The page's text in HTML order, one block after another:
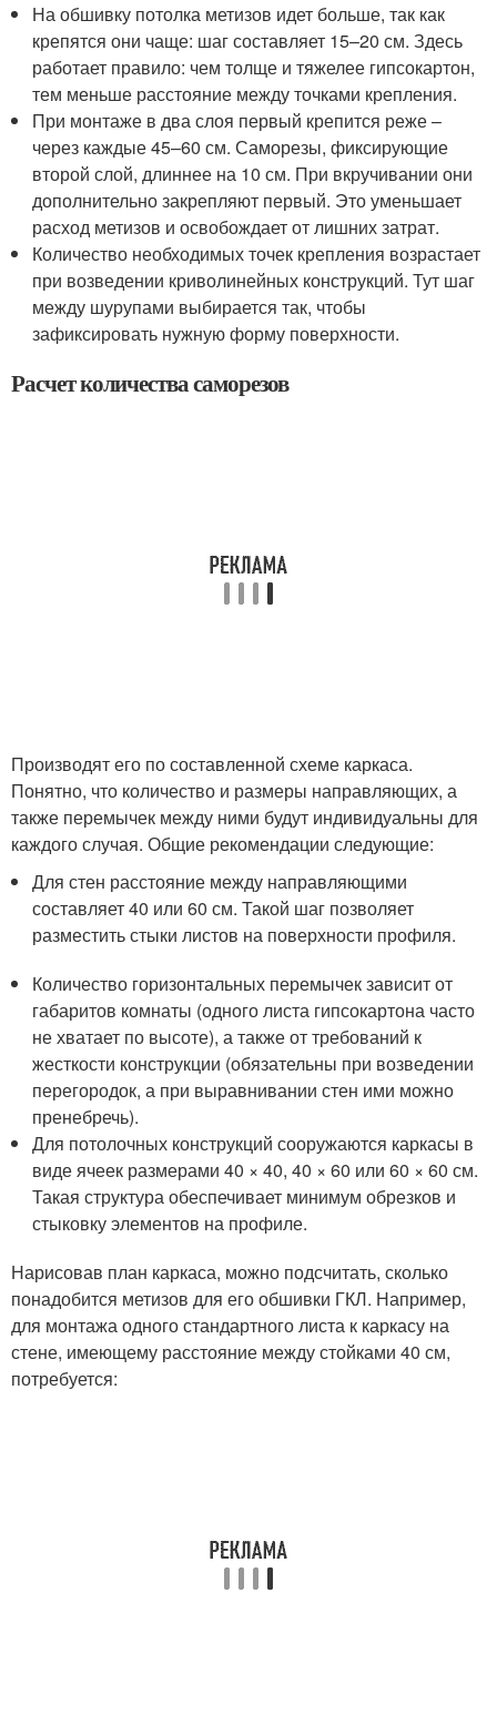
На обшивку потолка метизов идет больше, так как
крепятся они чаще: шаг составляет 15–20 см. Здесь
работает правило: чем толще и тяжелее гипсокартон,
тем меньше расстояние между точками крепления.
При монтаже в два слоя первый крепится реже –
через каждые 45–60 см. Саморезы, фиксирующие
второй слой, длиннее на 10 см. При вкручивании они
дополнительно закрепляют первый. Это уменьшает
расход метизов и освобождает от лишних затрат.
Количество необходимых точек крепления возрастает
при возведении криволинейных конструкций. Тут шаг
между шурупами выбирается так, чтобы
зафиксировать нужную форму поверхности.
Расчет количества саморезов
Производят его по составленной схеме каркаса.
Понятно, что количество и размеры направляющих, а
также перемычек между ними будут индивидуальны для
каждого случая. Общие рекомендации следующие:
Для стен расстояние между направляющими
составляет 40 или 60 см. Такой шаг позволяет
разместить стыки листов на поверхности профиля.
Количество горизонтальных перемычек зависит от
габаритов комнаты (одного листа гипсокартона часто
не хватает по высоте), а также от требований к
жесткости конструкции (обязательны при возведении
перегородок, а при выравнивании стен ими можно
пренебречь).
Для потолочных конструкций сооружаются каркасы в
виде ячеек размерами 40 × 40, 40 × 60 или 60 × 60 см.
Такая структура обеспечивает минимум обрезков и
стыковку элементов на профиле.
Нарисовав план каркаса, можно подсчитать, сколько
понадобится метизов для его обшивки ГКЛ. Например,
для монтажа одного стандартного листа к каркасу на
стене, имеющему расстояние между стойками 40 см,
потребуется: